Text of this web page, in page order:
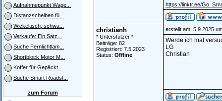
Aufnahmepunkt Wage...
Distanzscheiben fü...
Wickeltisch, schwa...
Verkaufe: Ein Satz...
Suche Fernlichtlam...
Shortblock Motor M...
Koffer für Gepäckt...
Suche Smart Roadst...
zum Forum
https://linktr.ee/
christianh
* Unterstützer *
Beiträge: 82
Registriert: 7.5.2023
Status: Offline
erstellt am: 5.9.2025
Werde ich mal
LG
Christian